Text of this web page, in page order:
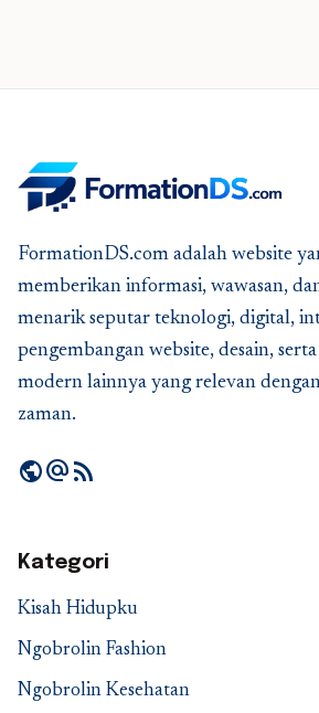
FormationDS.com adalah website
memberikan informasi, wawasan,
menarik seputar teknologi, digital,
pengembangan website, desain,
modern lainnya yang relevan
zaman.
publicalternate_emailrss_feed
Kategori
Kisah Hidupku
Ngobrolin Fashion
Ngobrolin Kesehatan